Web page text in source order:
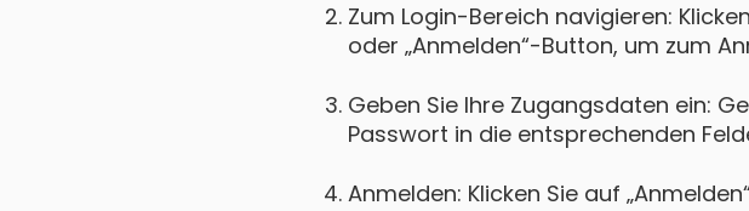
Zum Login-Bereich navigieren:
oder „Anmelden“-Button, um zum
Geben Sie Ihre Zugangsdaten ein:
Passwort in die entsprechenden
Anmelden: Klicken Sie auf